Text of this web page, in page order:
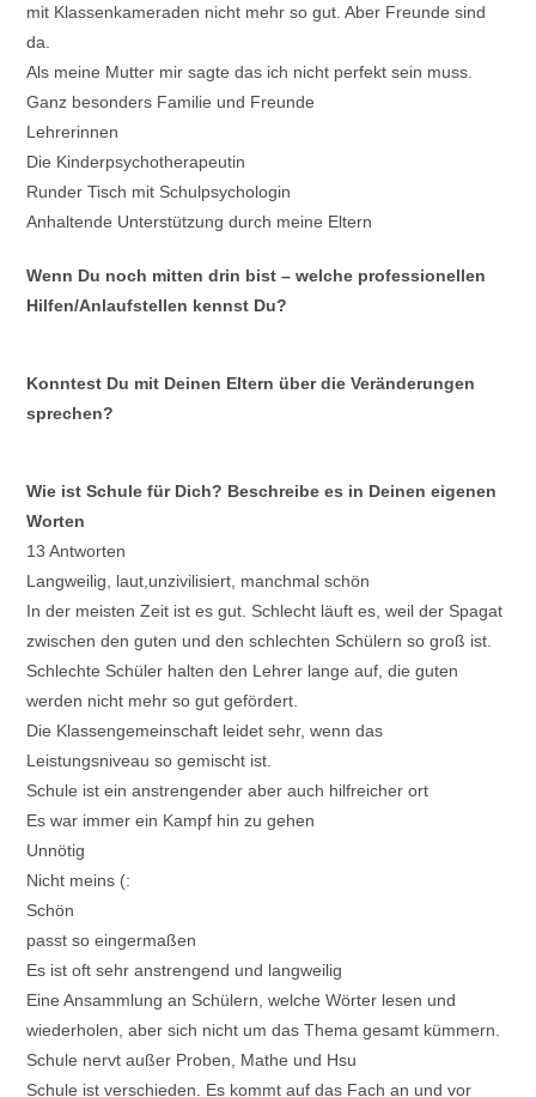
mit Klassenkameraden nicht mehr so gut. Aber Freunde sind
da.
Als meine Mutter mir sagte das ich nicht perfekt sein muss.
Ganz besonders Familie und Freunde
Lehrerinnen
Die Kinderpsychotherapeutin
Runder Tisch mit Schulpsychologin
Anhaltende Unterstützung durch meine Eltern
Wenn Du noch mitten drin bist – welche professionellen
Hilfen/Anlaufstellen kennst Du?
Konntest Du mit Deinen Eltern über die Veränderungen
sprechen?
Wie ist Schule für Dich? Beschreibe es in Deinen eigenen
Worten
13 Antworten
Langweilig, laut,unzivilisiert, manchmal schön
In der meisten Zeit ist es gut. Schlecht läuft es, weil der Spagat
zwischen den guten und den schlechten Schülern so groß ist.
Schlechte Schüler halten den Lehrer lange auf, die guten
werden nicht mehr so gut gefördert.
Die Klassengemeinschaft leidet sehr, wenn das
Leistungsniveau so gemischt ist.
Schule ist ein anstrengender aber auch hilfreicher ort
Es war immer ein Kampf hin zu gehen
Unnötig
Nicht meins (:
Schön
passt so eingermaßen
Es ist oft sehr anstrengend und langweilig
Eine Ansammlung an Schülern, welche Wörter lesen und
wiederholen, aber sich nicht um das Thema gesamt kümmern.
Schule nervt außer Proben, Mathe und Hsu
Schule ist verschieden. Es kommt auf das Fach an und vor